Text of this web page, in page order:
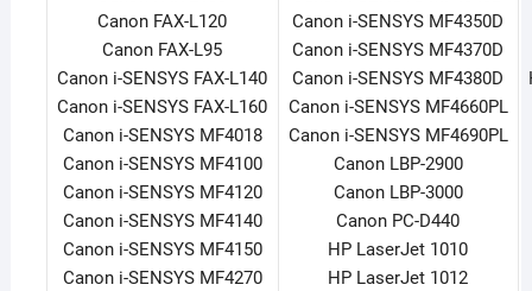
Canon FAX-L120
Canon FAX-L95
Canon i-SENSYS FAX-L140
Canon i-SENSYS FAX-L160
Canon i-SENSYS MF4018
Canon i-SENSYS MF4100
Canon i-SENSYS MF4120
Canon i-SENSYS MF4140
Canon i-SENSYS MF4150
Canon i-SENSYS MF4270
Canon i-SENSYS MF4350D
Canon i-SENSYS MF4370D
Canon i-SENSYS MF4380D
Canon i-SENSYS MF4660PL
Canon i-SENSYS MF4690PL
Canon LBP-2900
Canon LBP-3000
Canon PC-D440
HP LaserJet 1010
HP LaserJet 1012